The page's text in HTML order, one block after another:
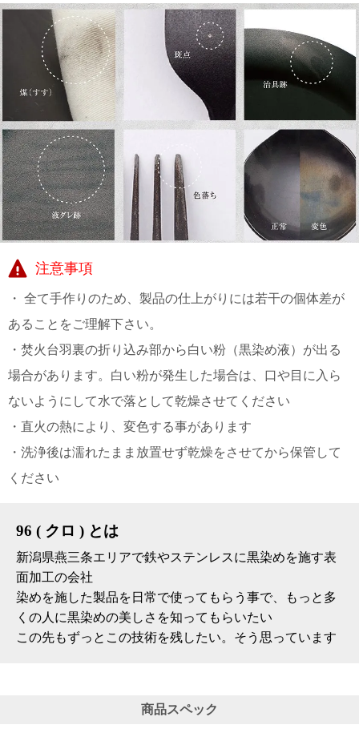
注意事項
・ 全て手作りのため、製品の仕上がりには若干の個体差が
あることをご理解下さい。
・焚火台羽裏の折り込み部から白い粉（黒染め液）が出る
場合があります。白い粉が発生した場合は、口や目に入ら
ないようにして水で落として乾燥させてください
・直火の熱により、変色する事があります
・洗浄後は濡れたまま放置せず乾燥をさせてから保管して
ください
96 ( クロ ) とは
新潟県燕三条エリアで鉄やステンレスに黒染めを施す表
面加工の会社
染めを施した製品を日常で使ってもらう事で、もっと多
くの人に黒染めの美しさを知ってもらいたい
この先もずっとこの技術を残したい。そう思っています
商品スペック